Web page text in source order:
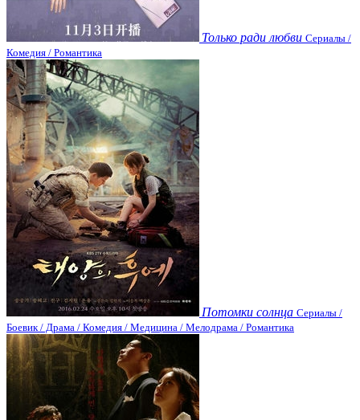
Только ради любви Сериалы /
Комедия / Романтика
Потомки солнца Сериалы /
Боевик / Драма / Комедия / Медицина / Мелодрама / Романтика